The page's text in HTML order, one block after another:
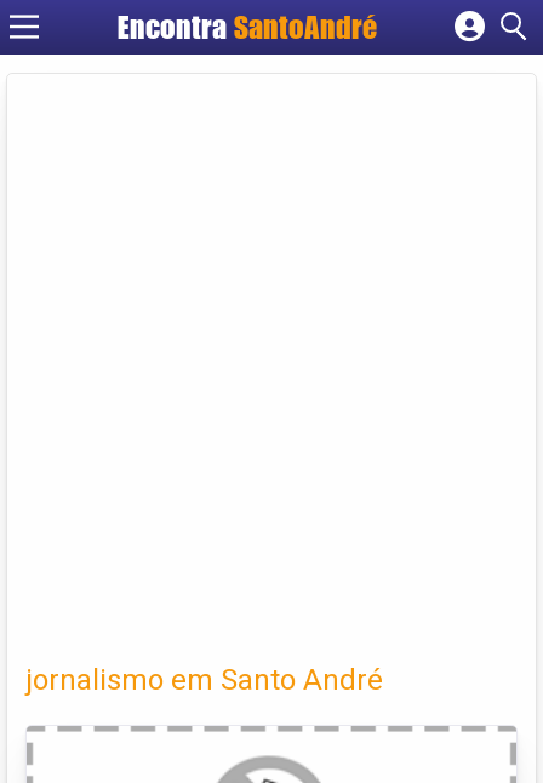
Encontra SantoAndré
Cadastrar empresa
jornalismo em Santo André